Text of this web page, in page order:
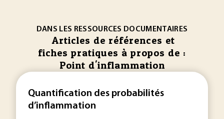
DANS LES RESSOURCES DOCUMENTAIRES
Articles de références et
fiches pratiques à propos de :
Point d'inflammation
Quantification des probabilités
d’inflammation